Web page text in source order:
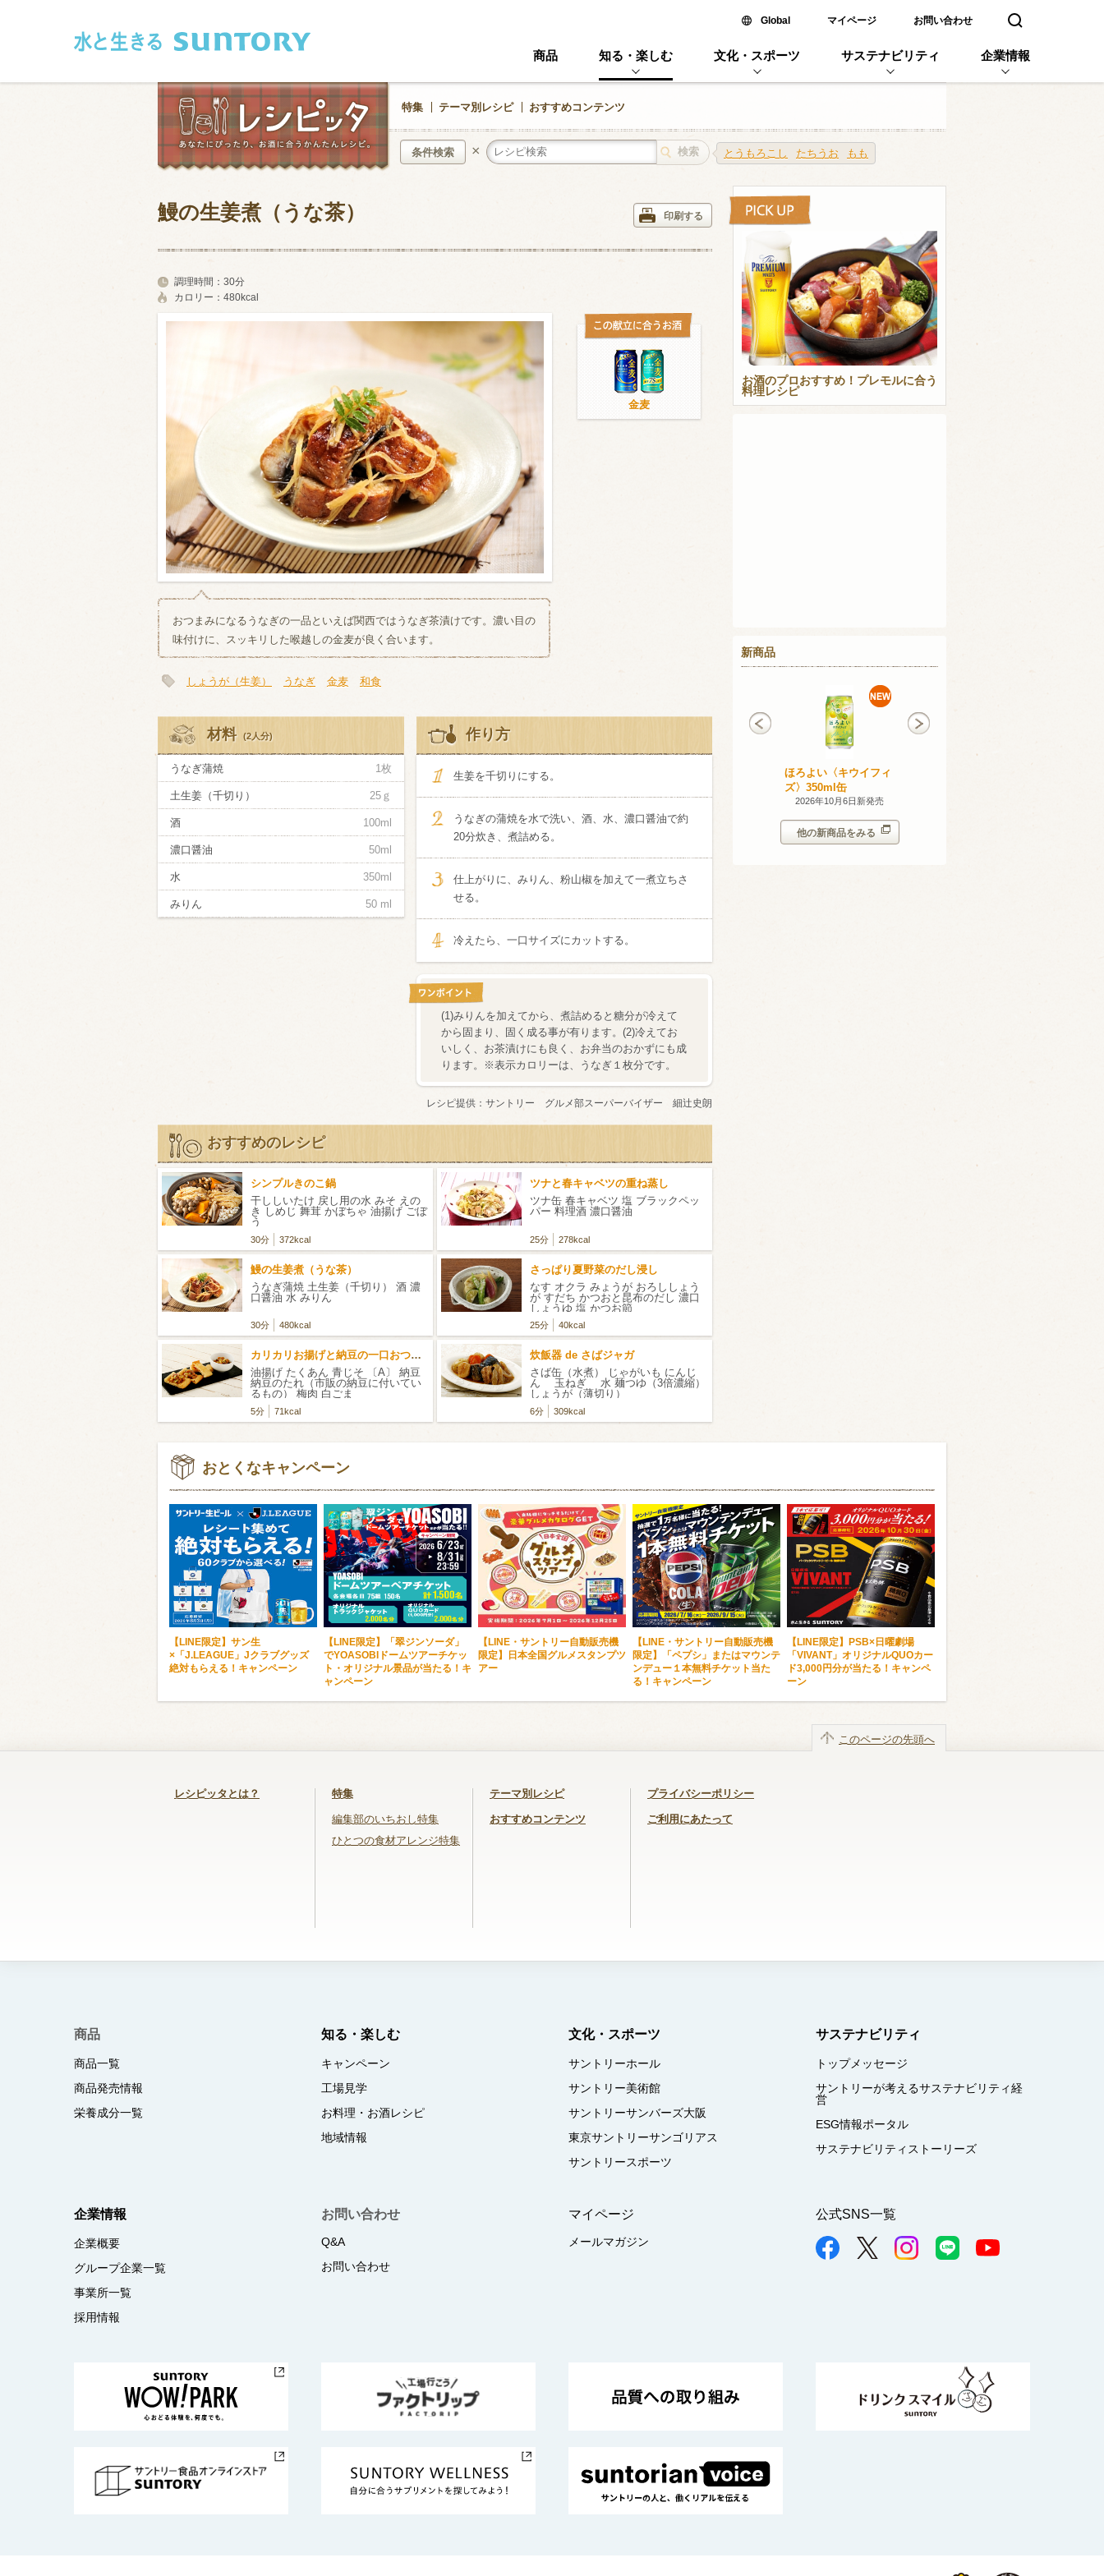
Global新しいウィンドウで開く
マイページ お問い合わせ 検索窓を開く
商品 知る・楽しむ 文化・スポーツ サステナビリティ 企業情報
特集 テーマ別レシピ おすすめコンテンツ
とうもろこし たちうお もも
条件検索 ×
和食 洋食 イタリアン
加工食品系 くだもの
ビール ハイボール（ウイスキー） ウイスキー・ブランデー
白ワイン
検索
鰻の生姜煮（うな茶） 印刷する
調理時間： 30分
カロリー： 480kcal
金麦
おつまみになるうなぎの一品といえば関西ではうなぎ茶漬けです。濃い目の
味付けに、スッキリした喉越しの金麦が良く合います。
しょうが（生姜） うなぎ 金麦 和食
材料 (2人分)
うなぎ蒲焼 1枚
土生姜（千切り） 25ｇ
酒 100ml
濃口醤油 50ml
水 350ml
みりん 50 ml
作り方
生姜を千切りにする。
うなぎの蒲焼を水で洗い、酒、水、濃口醤油で約
20分炊き、煮詰める。
仕上がりに、みりん、粉山椒を加えて一煮立ちさ
せる。
冷えたら、一口サイズにカットする。
(1)みりんを加えてから、煮詰めると糖分が冷えて
から固まり、固く成る事が有ります。(2)冷えてお
いしく、お茶漬けにも良く、お弁当のおかずにも成
ります。※表示カロリーは、うなぎ１枚分です。
レシピ提供： サントリー グルメ部スーパーバイザー 細辻史朗
おすすめのレシピ
シンプルきのこ鍋
干ししいたけ 戻し用の水 みそ えの
き しめじ 舞茸 かぼちゃ 油揚げ ごぼ
う
30分 372kcal
ツナと春キャベツの重ね蒸し
ツナ缶 春キャベツ 塩 ブラックペッ
パー 料理酒 濃口醤油
25分 278kcal
鰻の生姜煮（うな茶）
うなぎ蒲焼 土生姜（千切り） 酒 濃
口醤油 水 みりん
30分 480kcal
さっぱり夏野菜のだし浸し
なす オクラ みょうが おろししょう
が すだち かつおと昆布のだし 濃口
しょうゆ 塩 かつお節
25分 40kcal
カリカリお揚げと納豆の一口おつまみ
油揚げ たくあん 青じそ 〔A〕 納豆
納豆のたれ（市販の納豆に付いてい
るもの） 梅肉 白ごま
5分 71kcal
炊飯器 de さばジャガ
さば缶（水煮） じゃがいも にんじ
ん 玉ねぎ 水 麺つゆ（3倍濃縮）
しょうが（薄切り）
6分 309kcal
お酒のプロおすすめ！プレモルに合う
料理レシピ
新商品
ほろよい〈キウイフィ
ズ〉350ml缶
2026年10月6日新発売
他の新商品をみる
おとくなキャンペーン
【LINE限定】サン生
×「J.LEAGUE」Jクラブグッズ
絶対もらえる！キャンペーン
【LINE限定】「翠ジンソーダ」
でYOASOBIドームツアーチケッ
ト・オリジナル景品が当たる！キ
ャンペーン
【LINE・サントリー自動販売機
限定】日本全国グルメスタンプツ
アー
【LINE・サントリー自動販売機
限定】「ペプシ」またはマウンテ
ンデュー１本無料チケット当た
る！キャンペーン
【LINE限定】PSB×日曜劇場
「VIVANT」オリジナルQUOカー
ド3,000円分が当たる！キャンペ
ーン
レシピッタとは？ 特集
編集部のいちおし特集
ひとつの食材アレンジ特集
テーマ別レシピ
おすすめコンテンツ
プライバシーポリシー
ご利用にあたって
このページの先頭へ
商品
商品一覧
商品発売情報
栄養成分一覧
知る・楽しむ
キャンペーン
工場見学
お料理・お酒レシピ
地域情報
文化・スポーツ
サントリーホール
サントリー美術館
サントリーサンバーズ大阪
東京サントリーサンゴリアス
サントリースポーツ
サステナビリティ
トップメッセージ
サントリーが考えるサステナビリティ経
営
ESG情報ポータル
サステナビリティストーリーズ
企業情報
企業概要
グループ企業一覧
事業所一覧
採用情報
お問い合わせ
Q&A
お問い合わせ
マイページ
メールマガジン
公式SNS一覧